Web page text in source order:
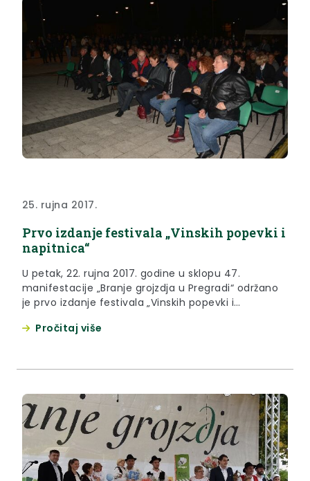
25. rujna 2017.
Prvo izdanje festivala „Vinskih popevki i
napitnica“
U petak, 22. rujna 2017. godine u sklopu 47.
manifestacije „Branje grojzdja u Pregradi“ održano
je prvo izdanje festivala „Vinskih popevki i
Pročitaj više